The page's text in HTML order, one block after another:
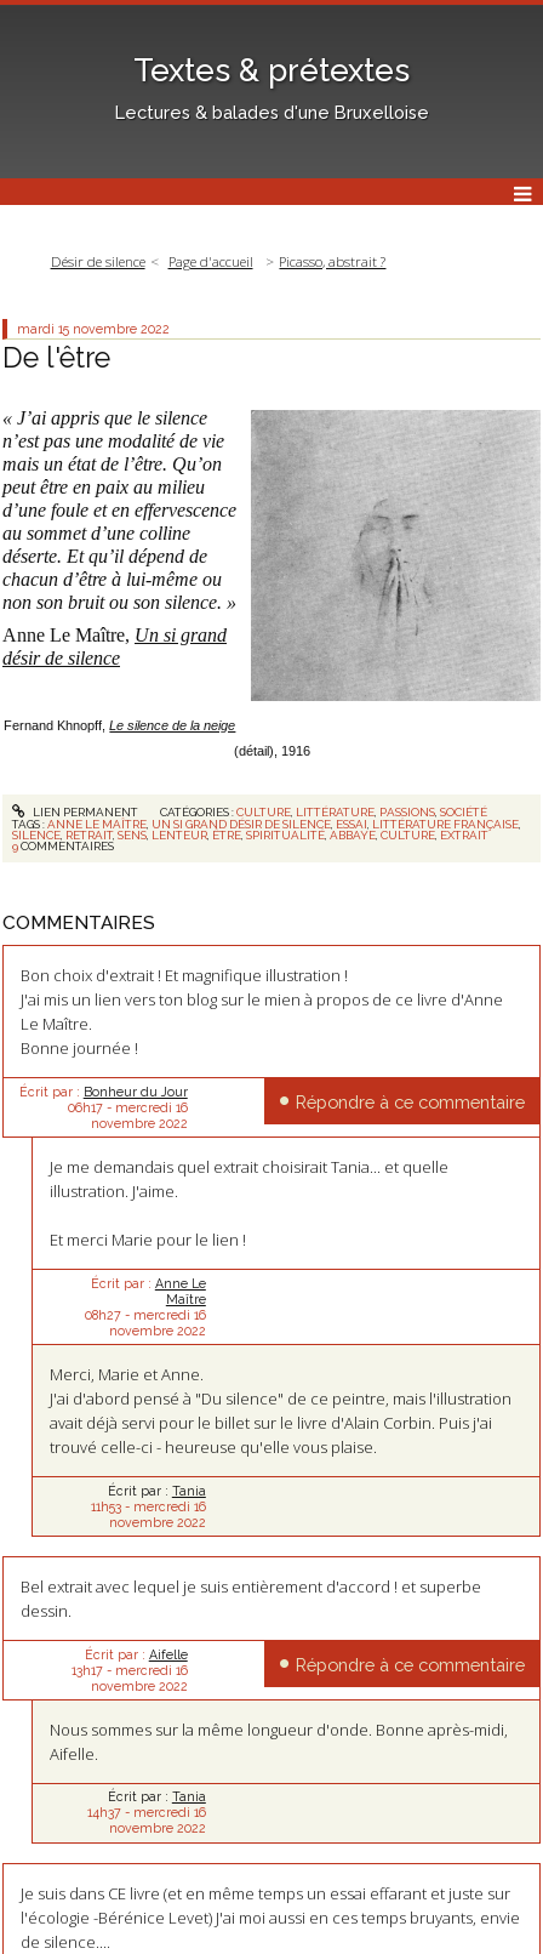
Textes & prétextes
Lectures & balades d'une Bruxelloise
Désir de silence Page d'accueil Picasso, abstrait ?
mardi 15 novembre 2022
De l'être
« J’ai appris que le silence
n’est pas une modalité de vie
mais un état de l’être. Qu’on
peut être en paix au milieu
d’une foule et en effervescence
au sommet d’une colline
déserte. Et qu’il dépend de
chacun d’être à lui-même ou
non son bruit ou son silence. »
Anne Le Maître, Un si grand
désir de silence
Fernand Khnopff,Le silence de la neige
(détail), 1916
LIEN PERMANENT CATÉGORIES :CULTURE, LITTÉRATURE, PASSIONS, SOCIÉTÉ
TAGS :ANNE LE MAÎTRE, UN SI GRAND DÉSIR DE SILENCE, ESSAI, LITTÉRATURE FRANÇAISE,
SILENCE, RETRAIT,SENS, LENTEUR, ÊTRE,SPIRITUALITÉ,ABBAYE,CULTURE, EXTRAIT
9COMMENTAIRES
COMMENTAIRES
Bon choix d'extrait ! Et magnifique illustration !
J'ai mis un lien vers ton blog sur le mien à propos de ce livre d'Anne
Le Maître.
Bonne journée !
Écrit par : Bonheur du Jour
06h17- mercredi 16
novembre 2022
Répondre à ce commentaire
Je me demandais quel extrait choisirait Tania... et quelle
illustration. J'aime.
Et merci Marie pour le lien !
Écrit par : Anne Le
Maître
08h27- mercredi 16
novembre 2022
Merci, Marie et Anne.
J'ai d'abord pensé à "Du silence" de ce peintre, mais l'illustration
avait déjà servi pour le billet sur le livre d'Alain Corbin. Puis j'ai
trouvé celle-ci - heureuse qu'elle vous plaise.
Écrit par : Tania
11h53- mercredi 16
novembre 2022
Bel extrait avec lequel je suis entièrement d'accord ! et superbe
dessin.
Écrit par : Aifelle
13h17- mercredi 16
novembre 2022
Répondre à ce commentaire
Nous sommes sur la même longueur d'onde. Bonne après-midi,
Aifelle.
Écrit par : Tania
14h37- mercredi 16
novembre 2022
Je suis dans CE livre (et en même temps un essai effarant et juste sur
l'écologie -Bérénice Levet) J'ai moi aussi en ces temps bruyants, envie
de silence....